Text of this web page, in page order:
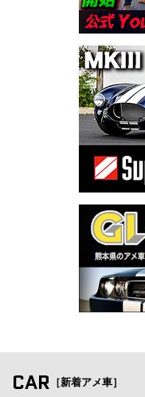
CAR ［新着アメ車］